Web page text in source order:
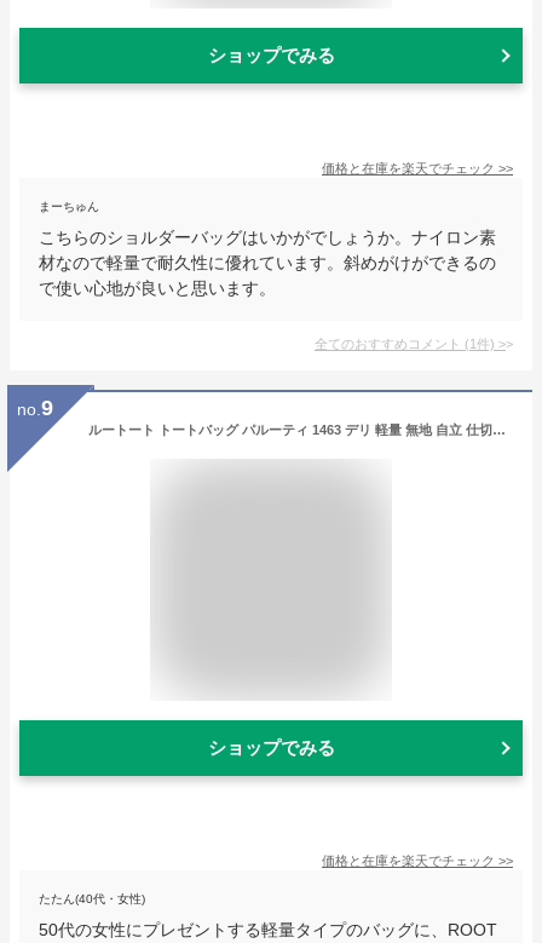
ショップでみる
価格と在庫を楽天でチェック >>
まーちゅん
こちらのショルダーバッグはいかがでしょうか。ナイロン素
材なので軽量で耐久性に優れています。斜めがけができるの
で使い心地が良いと思います。
全てのおすすめコメント (1件) >
no. 9
ルートート トートバッグ パルーティ 1463 デリ 軽量 無地 自立 仕切り 撥水加工 はっ水 雨の日 カラフル おしゃれ おすすめ シンプル ベーシック 通勤 お出かけ 小さめ レディース 女子 ブランド ROOTOTE
ショップでみる
価格と在庫を楽天でチェック >>
たたん(40代・女性)
50代の女性にプレゼントする軽量タイプのバッグに、ROOT